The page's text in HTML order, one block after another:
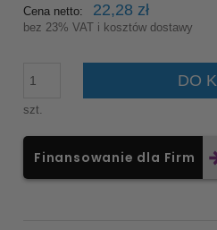
Cena netto: 22,28 zł
bez 23% VAT i kosztów dostawy
szt.
DO
Finansowanie dla Firm